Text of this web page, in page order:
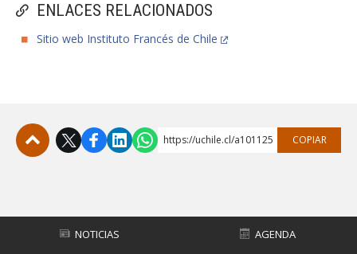
ENLACES RELACIONADOS
Sitio web Instituto Francés de Chile
https://uchile.cl/a101125 COPIAR
NOTICIAS AGENDA